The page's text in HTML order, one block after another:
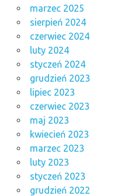
marzec 2025
sierpień 2024
czerwiec 2024
luty 2024
styczeń 2024
grudzień 2023
lipiec 2023
czerwiec 2023
maj 2023
kwiecień 2023
marzec 2023
luty 2023
styczeń 2023
grudzień 2022